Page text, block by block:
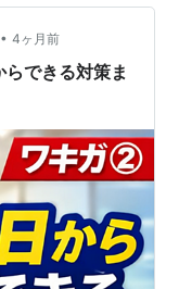
こと 正直、最初
から脇汗がほと
毎日使用しました
• 4ヶ月前
できる対策ま